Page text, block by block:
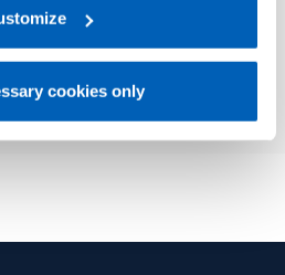
.
cookies only